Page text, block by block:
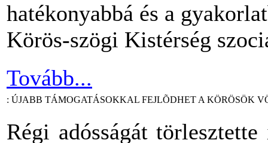
hatékonyabbá és a
Körös-szögi Kistérség
Tovább...
: ÚJABB TÁMOGATÁSOKKAL FEJLÕDHET A KÖRÖSÖK
Régi adósságát